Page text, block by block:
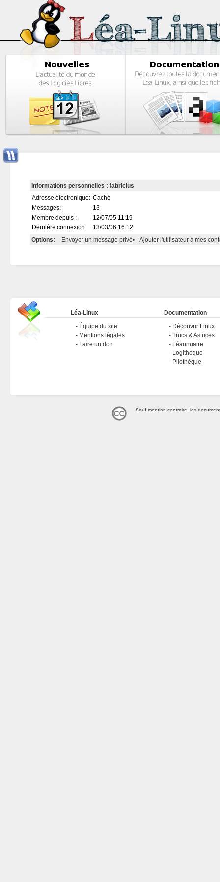
Informations personnelles : fabricius
Adresse électronique: Caché
Messages:
13
Membre depuis :
12/07/05 11:19
Dernière connexion:
13/03/06 16:12
Options:
Envoyer un message privé• Ajouter l'utilisateur à mes
Léa-Linux
Équipe du site
Mentions légales
Faire un don
Documentation
Découvrir Linux
Trucs & Astuces
Léannuaire
Logithèque
Pilothèque
Sauf mention contraire, les